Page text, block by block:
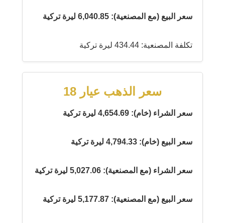
سعر البيع (مع المصنعية): 6,040.85 ليرة تركية
تكلفة المصنعية: 434.44 ليرة تركية
سعر الذهب عيار 18
سعر الشراء (خام): 4,654.69 ليرة تركية
سعر البيع (خام): 4,794.33 ليرة تركية
سعر الشراء (مع المصنعية): 5,027.06 ليرة تركية
سعر البيع (مع المصنعية): 5,177.87 ليرة تركية